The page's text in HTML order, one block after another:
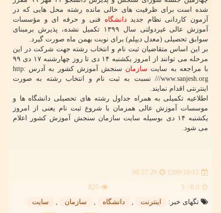
شده است برای ظرفیت های خالی مانده رشته محل هایی که در
آزمون کاردانی نظام جدیددانشگاه فنی و حرفه ای و مؤسسات
آموزش عالی غیردولتی سال ۱۳۹۹ تکمیل نشده، پذیرش برمبنای
سوابق تحصیلی (معدل دیپلم) برای نوبت بهمن ماه صورت گیرد.
بر این اساس متقاضیان ثبت نام و انتخاب رشته جهت شرکت در این
مرحله می توانند از امروز یکشنبه ۱۴ دی تا روز چهارشنبه ۱۷ دی ۹۹
با مراجعه به سایت سازمان
سنجش آموزش کشور به آدرس http:
//www.sanjesh.org/ نسبت به ثبت نام و انتخاب رشته به صورت
اینترنتی اقدام نمایند.
اطلاعیه تکمیلی به همراه جداول رشته های تحصیلی دانشگاه ها و
موسسات آموزش عالی همزمان با شروع ثبت نام یعنی از امروز
یکشنبه ۱۴ دی بوسیله سایت سازمان سنجش آموزش کشور اعلام
می شود.
1399/10/15
00:57:29
0.0
/ 5
825
تگهای خبر:
اینترنت , دانشگاه , سازمان , سایت